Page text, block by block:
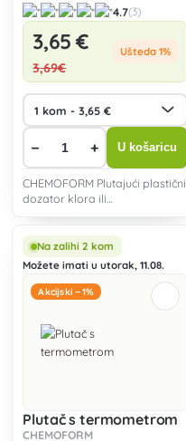
4.7(3)
3,65 €
3,69€
Ušteda 1%
− + U košaricu
CHEMOFORM Plutajući plastični
dozator klora ili
višenamjenskih tableta za
Na zalihi 2 kom
Možete imati u utorak, 11.08.
Akcijski −1%
Plutač s termometrom
CHEMOFORM